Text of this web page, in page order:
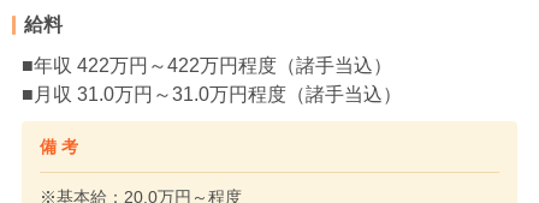
給料
■年収 422万円～422万円程度（諸手当込）
■月収 31.0万円～31.0万円程度（諸手当込）
備 考
※基本給：20.0万円～程度